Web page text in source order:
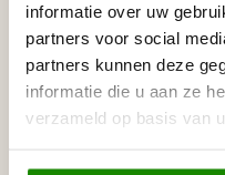
informatie over uw
partners voor social
partners kunnen deze
informatie die u aan ze
verzameld op basis van
Gerelateerde
NMC Adefix
Op voorraad